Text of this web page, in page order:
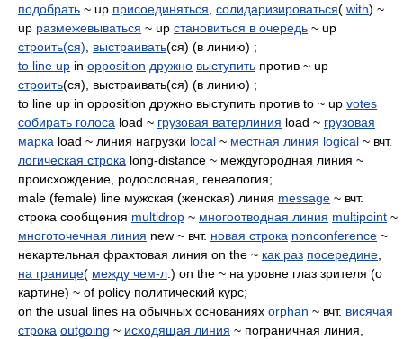
подобрать ~ up присоединяться солидаризироваться( with) ~
up размежевываться ~ up становиться в очередь ~ up
строить(ся)
выстраивать(ся) (в линию) ;
to line up in opposition дружно выступить против ~ up
строить(ся), выстраивать(ся) (в линию) ;
to line up in opposition дружно выступить против to ~ up votes
собирать голоса load ~ грузовая ватерлиния load ~ грузовая
марка load ~ линия нагрузки local ~ местная линия logical ~ вчт.
логическая строка long-distance ~ междугородная линия ~
происхождение, родословная, генеалогия;
male (female) line мужская (женская) линия message ~ вчт.
строка сообщения multidrop ~ многоотводная линия multipoint ~
многоточечная линия new ~ вчт. новая строка nonconference ~
некартельная фрахтовая линия on the ~ как раз посередине
на границе( между чем-л .) on the ~ на уровне глаз зрителя (о
картине) ~ of policy политический курс;
on the usual lines на обычных основаниях orphan ~ вчт. висячая
строка outgoing ~ исходящая линия ~ пограничная линия,